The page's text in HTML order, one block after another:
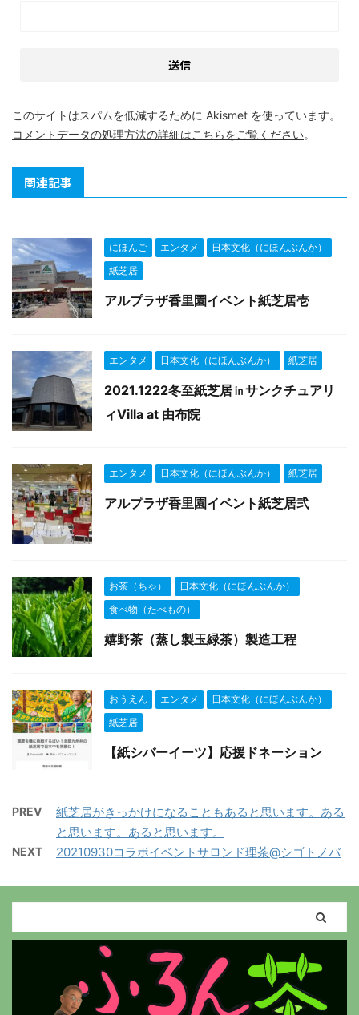
このサイトはスパムを低減するために Akismet を使っています。
コメントデータの処理方法の詳細はこちらをご覧ください。
関連記事
にほんご エンタメ
日本文化（にほんぶんか）
紙芝居
アルプラザ香里園イベント紙芝居壱
エンタメ 日本文化（にほんぶんか） 紙芝居
2021.1222冬至紙芝居㏌サンクチュアリ
ィVilla at 由布院
エンタメ 日本文化（にほんぶんか） 紙芝居
アルプラザ香里園イベント紙芝居弐
お茶（ちゃ）
日本文化（にほんぶんか）
食べ物（たべもの）
嬉野茶（蒸し製玉緑茶）製造工程
おうえん エンタメ
日本文化（にほんぶんか）
紙芝居
【紙シバーイーツ】応援ドネーション
PREV
紙芝居がきっかけになることもあると思います。ある
と思います。あると思います。
NEXT 20210930コラボイベントサロンド理茶@シゴトノバ